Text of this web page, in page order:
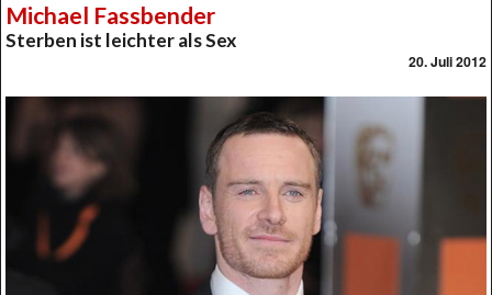
Michael Fassbender
Sterben ist leichter als Sex
20. Juli 2012